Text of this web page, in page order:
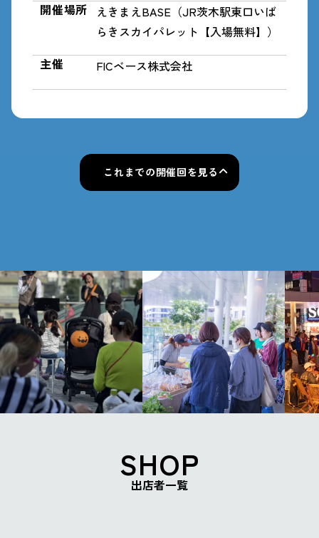
開催場所
えきまえBASE（JR茨木駅東口いば
らきスカイパレット【入場無料】）
主催
FICベース株式会社
これまでの開催回を見る
第30回
SHOP
出店者一覧